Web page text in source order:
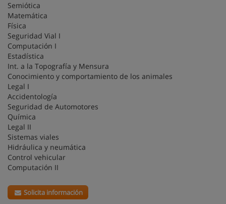
Semiótica
Matemática
Física
Seguridad Vial I
Computación I
Estadística
Int. a la Topografía y Mensura
Conocimiento y comportamiento de los animales
Legal I
Accidentología
Seguridad de Automotores
Química
Legal II
Sistemas viales
Hidráulica y neumática
Control vehicular
Computación II
Solicita información